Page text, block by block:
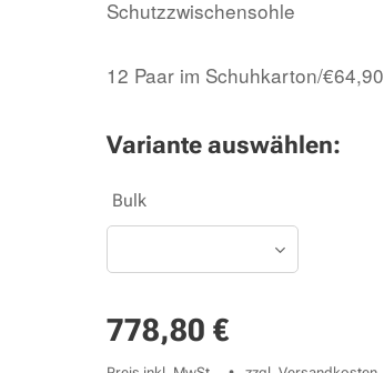
Schutzzwischensohle
12 Paar im Schuhkarton/€64,90
Variante auswählen:
Bulk
778,80 €